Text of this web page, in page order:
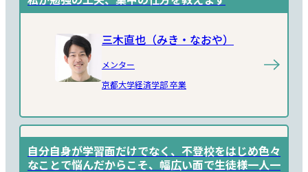
三木直也（みき・なおや）
メンター
京都大学経済学部 卒業
自分自身が学習面だけでなく、不登校をはじめ色々
なことで悩んだからこそ、幅広い面で生徒様一人一